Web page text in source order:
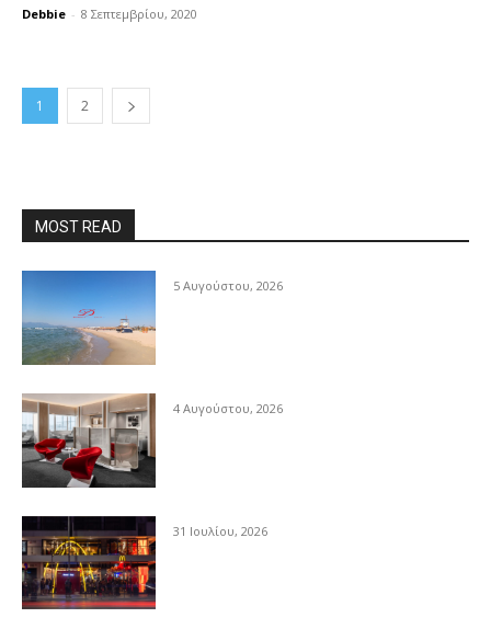
Debbie - 8 Σεπτεμβρίου, 2020
1 2
MOST READ
5 Αυγούστου, 2026
4 Αυγούστου, 2026
31 Ιουλίου, 2026